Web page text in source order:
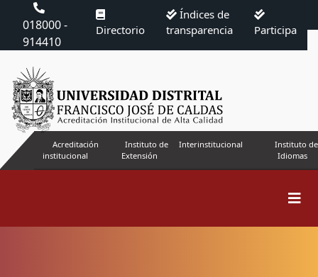
018000 -
914410
Directorio
Índices de
transparencia
Participa
Acreditación
institucional
Instituto de
Extensión
Interinstitucional
Instituto de
Idiomas